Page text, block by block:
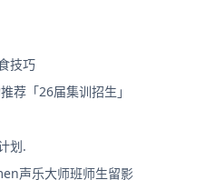
技巧
荐「26届集训招生」
划.
声乐大师班师生留影